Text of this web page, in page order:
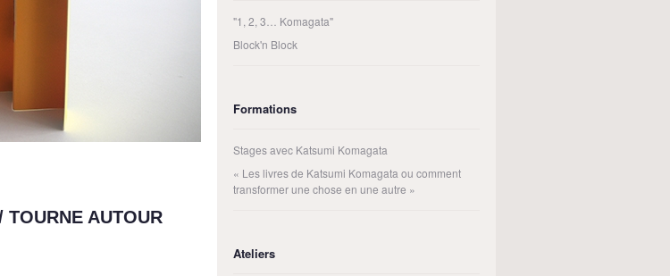
AUTOUR
"1, 2, 3… Komagata"
Block'n Block
Formations
Stages avec Katsumi Komagata
« Les livres de Katsumi Komagata ou comment
transformer une chose en une autre »
Ateliers